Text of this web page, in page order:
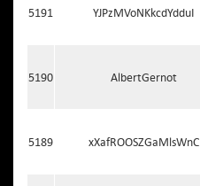
5191 YJPzMVoNKkcdYdduI
5190 AlbertGernot
5189 xXafROOSZGaMlsWnC